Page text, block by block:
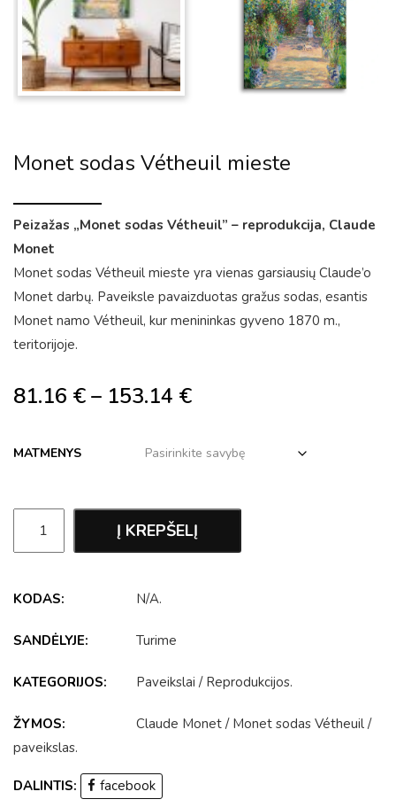
Monet sodas Vétheuil mieste
Peizažas „Monet sodas Vétheuil” – reprodukcija, Claude
Monet
Monet sodas Vétheuil mieste yra vienas garsiausių Claude’o
Monet darbų. Paveiksle pavaizduotas gražus sodas, esantis
Monet namo Vétheuil, kur menininkas gyveno 1870 m.,
teritorijoje.
81.16 €– 153.14 €
MATMENYS
Į KREPŠELĮ
KODAS: N/A.
SANDĖLYJE: Turime
KATEGORIJOS: Paveikslai / Reprodukcijos.
ŽYMOS: Claude Monet / Monet sodas Vétheuil /
paveikslas.
DALINTIS: facebook